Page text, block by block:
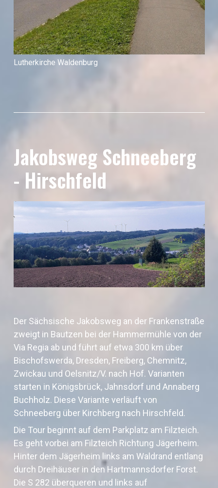
Lutherkirche Waldenburg
Jakobsweg Schneeberg
- Hirschfeld
Der Sächsische Jakobsweg an der Frankenstraße
zweigt in Bautzen bei der Hammermühle von der
Via Regia ab und führt auf etwa 300 km über
Bischofswerda, Dresden, Freiberg, Chemnitz,
Zwickau und Oelsnitz/V. nach Hof. Varianten
starten in Königsbrück, Jahnsdorf und Annaberg
Buchholz. Diese Variante verläuft von
Schneeberg über Kirchberg nach Hirschfeld.
Die Tour beginnt auf dem Parkplatz am Filzteich.
Es geht vorbei am Filzteich Richtung Jägerheim.
Hinter dem Jägerheim links am Waldrand entlang
durch Dreihäuser in den Hartmannsdorfer Forst.
Die S 282 überqueren und links auf